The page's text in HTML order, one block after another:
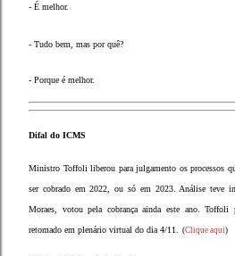
- É melhor.
- Tudo bem, mas por quê?
- Porque é melhor.
Difal do ICMS
Ministro Toffoli liberou para julgamento os processos
ser cobrado em 2022, ou só em 2023. Análise teve
Moraes, votou pela cobrança ainda este ano. Toffoli
retomado em plenário virtual do dia 4/11. (Clique aqui)